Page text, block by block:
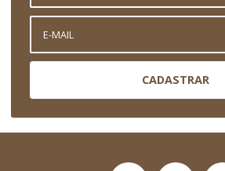
CADASTRAR